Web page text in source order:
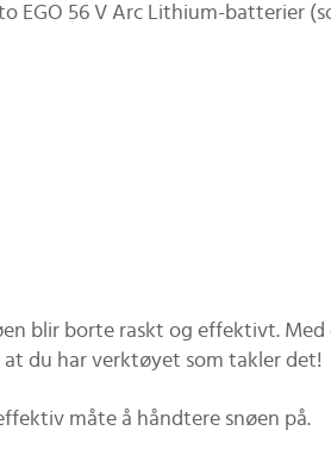
EGO 56 V Arc Lithium-batterier
blir borte raskt og effektivt. Med
du har verktøyet som takler det!
måte å håndtere snøen på.